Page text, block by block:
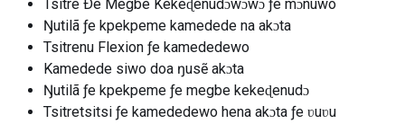
Tsitre Ðe Megbe Kekeɖenudɔwɔwɔ ƒe mɔnuwo
Ŋutilã ƒe kpekpeme kamedede na akɔta
Tsitrenu Flexion ƒe kamededewo
Kamedede siwo doa ŋusẽ akɔta
Ŋutilã ƒe kpekpeme ƒe megbe kekeɖenudɔ
Tsitretsitsi ƒe kamededewo hena akɔta ƒe ʋuʋu